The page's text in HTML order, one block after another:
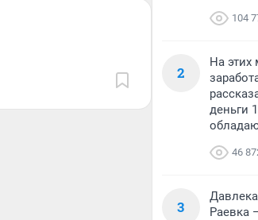
104
2
На этих
деньги
46
3
Раевка